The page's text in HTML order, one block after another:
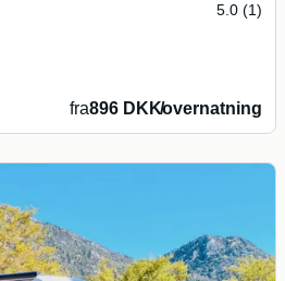
5.0 (1)
fra896 DKK/overnatning